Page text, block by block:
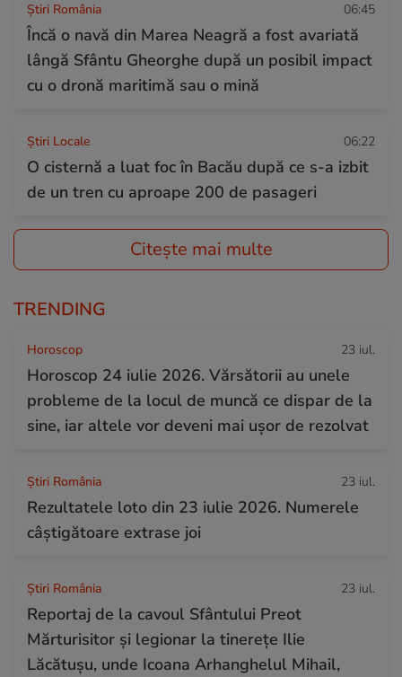
Știri România 06:45
Încă o navă din Marea Neagră a fost avariată
lângă Sfântu Gheorghe după un posibil impact
cu o dronă maritimă sau o mină
Știri Locale 06:22
O cisternă a luat foc în Bacău după ce s-a izbit
de un tren cu aproape 200 de pasageri
Citește mai multe
TRENDING
Horoscop 23 iul.
Horoscop 24 iulie 2026. Vărsătorii au unele
probleme de la locul de muncă ce dispar de la
sine, iar altele vor deveni mai ușor de rezolvat
Știri România 23 iul.
Rezultatele loto din 23 iulie 2026. Numerele
câștigătoare extrase joi
Știri România 23 iul.
Reportaj de la cavoul Sfântului Preot
Mărturisitor și legionar la tinerețe Ilie
Lăcătușu, unde Icoana Arhanghelul Mihail,